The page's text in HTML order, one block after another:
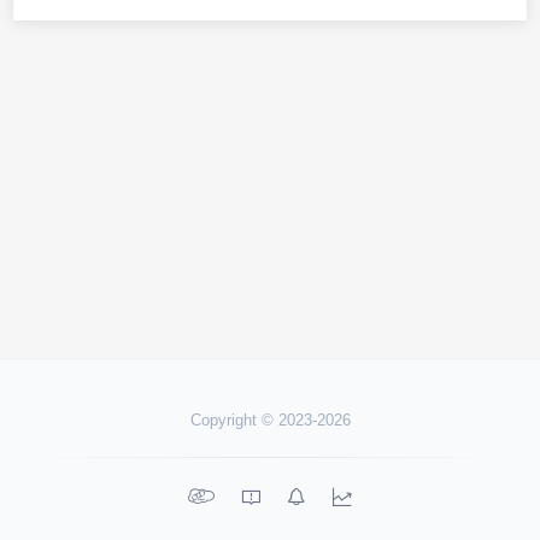
Copyright © 2023-2026
   